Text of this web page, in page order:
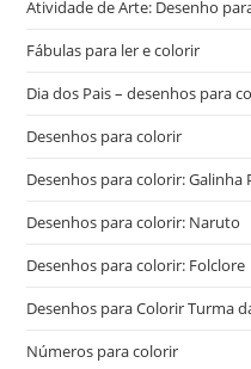
Atividade de Arte: Desenho
Fábulas para ler e colorir
Dia dos Pais – desenhos para
Desenhos para colorir
Desenhos para colorir: Galinha
Desenhos para colorir: Naruto
Desenhos para colorir: Folclore
Desenhos para Colorir Turma
Números para colorir